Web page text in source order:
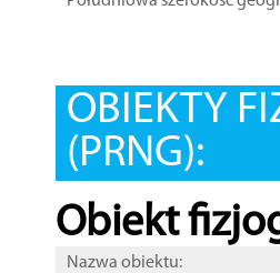
OBIEKTY
(PRNG):
Obiekt
Nazwa obiektu: